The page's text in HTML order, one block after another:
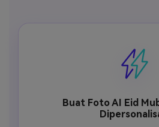
Buat Foto AI Eid